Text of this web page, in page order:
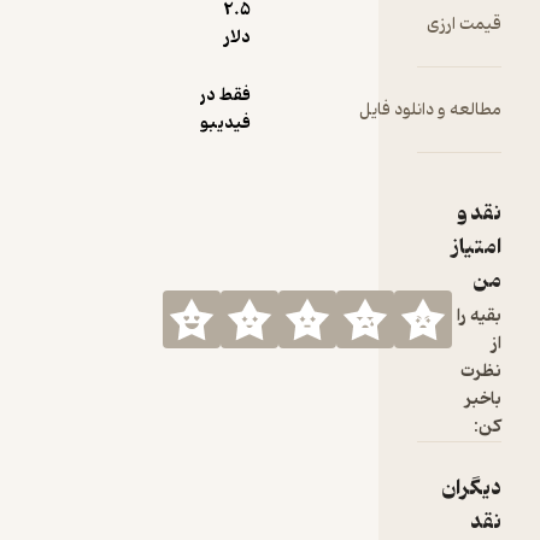
قیمت ارزی
2.۵
دلار
مطالعه و دانلود فایل
فقط در
فیدیبو
نقد و
امتیاز
من
بقیه را
نظرت
باخبر
کن:
دیگران
نقد